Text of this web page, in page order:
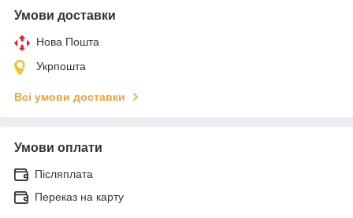
Умови доставки
Нова Пошта
Укрпошта
Всі умови доставки
Умови оплати
Післяплата
Переказ на карту